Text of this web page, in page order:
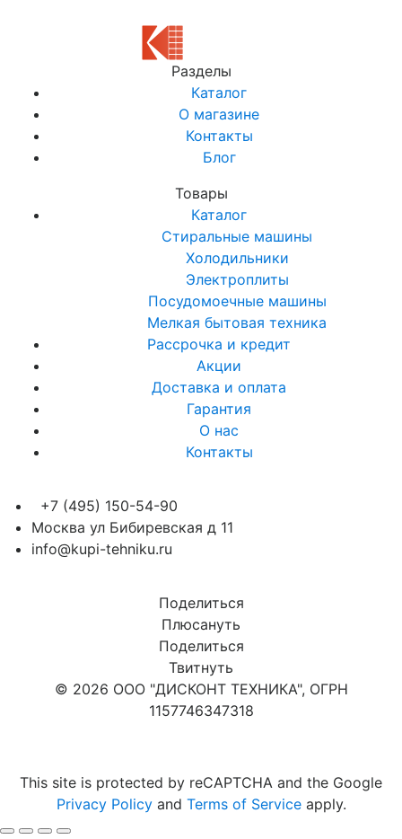
Разделы
Каталог
О магазине
Контакты
Блог
Товары
Каталог
Стиральные машины
Холодильники
Электроплиты
Посудомоечные машины
Мелкая бытовая техника
Рассрочка и кредит
Акции
Доставка и оплата
Гарантия
О нас
Контакты
+7 (495) 150-54-90
Москва ул Бибиревская д 11
info@kupi-tehniku.ru
Поделиться
Плюсануть
Поделиться
Твитнуть
© 2026 ООО "ДИСКОНТ ТЕХНИКА", ОГРН
1157746347318
This site is protected by reCAPTCHA and the Google
Privacy Policyand Terms of Serviceapply.